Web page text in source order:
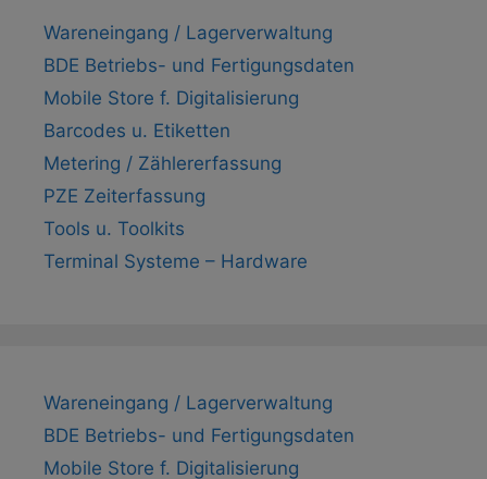
Wareneingang / Lagerverwaltung
BDE Betriebs- und Fertigungsdaten
Mobile Store f. Digitalisierung
Barcodes u. Etiketten
Metering / Zählererfassung
PZE Zeiterfassung
Tools u. Toolkits
Terminal Systeme – Hardware
Wareneingang / Lagerverwaltung
BDE Betriebs- und Fertigungsdaten
Mobile Store f. Digitalisierung